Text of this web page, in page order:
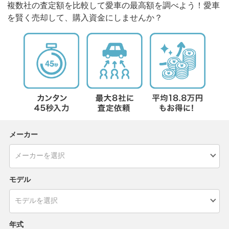
複数社の査定額を比較して愛車の最高額を調べよう！愛車
を賢く売却して、購入資金にしませんか？
メーカー
モデル
年式